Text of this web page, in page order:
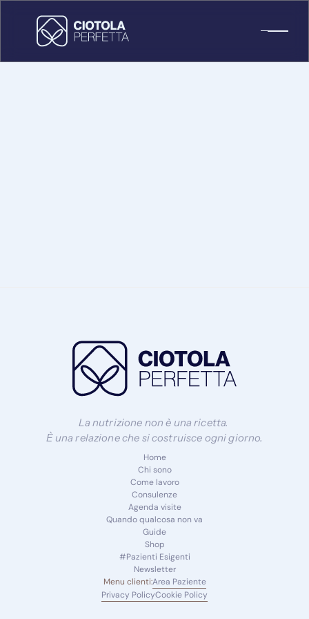
La nutrizione non è una ricetta.
È una relazione che si costruisce ogni giorno.
Home
Chi sono
Come lavoro
Consulenze
Agenda visite
Quando qualcosa non va
Guide
Shop
#Pazienti Esigenti
Newsletter
Menu clienti:Area Paziente
Privacy PolicyCookie Policy